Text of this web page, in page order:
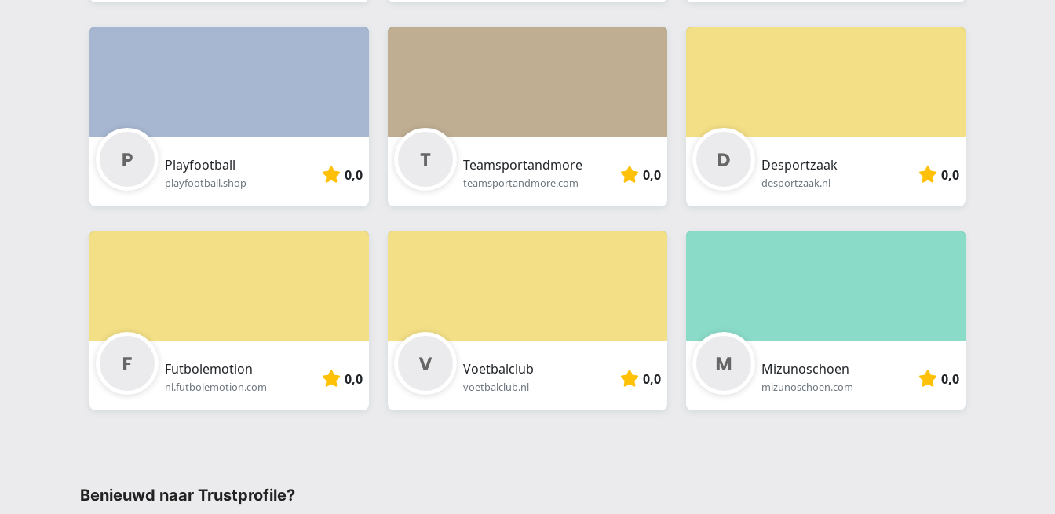
Playfootball
playfootball.shop 0,0
Teamsportandmore
teamsportandmore.com 0,0
Desportzaak
desportzaak.nl 0,0
Futbolemotion
nl.futbolemotion.com 0,0
Voetbalclub
voetbalclub.nl 0,0
Mizunoschoen
mizunoschoen.com 0,0
Benieuwd naar Trustprofile?